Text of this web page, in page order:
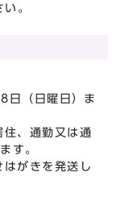
。
日（日曜日）ま
住、通勤又は通
す。
はがきを発送し